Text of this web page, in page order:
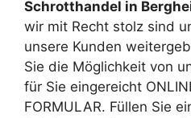
Schrotthandel in
wir mit Recht stolz sind
unsere Kunden
Sie die Möglichkeit von
für Sie eingereicht
FORMULAR. Füllen Sie